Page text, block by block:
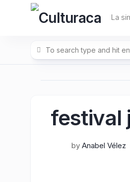
La
festival
by Anabel Vélez